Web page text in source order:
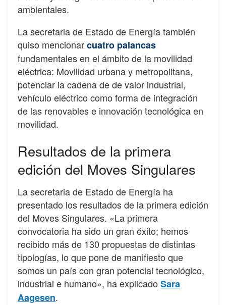
ambientales.
La secretaria de Estado de Energía también
quiso mencionarcuatro palancas
fundamentales en el ámbito de la movilidad
eléctrica: Movilidad urbana y metropolitana,
potenciar la cadena de de valor industrial,
vehículo eléctrico como forma de integración
de las renovables e innovación tecnológica en
movilidad.
Resultados de la primera
edición del Moves Singulares
La secretaria de Estado de Energía ha
presentado los resultados de la primera edición
del Moves Singulares. «La primera
convocatoria ha sido un gran éxito; hemos
recibido más de 130 propuestas de distintas
tipologías, lo que pone de manifiesto que
somos un país con gran potencial tecnológico,
industrial e humano», ha explicado Sara
Aagesen.